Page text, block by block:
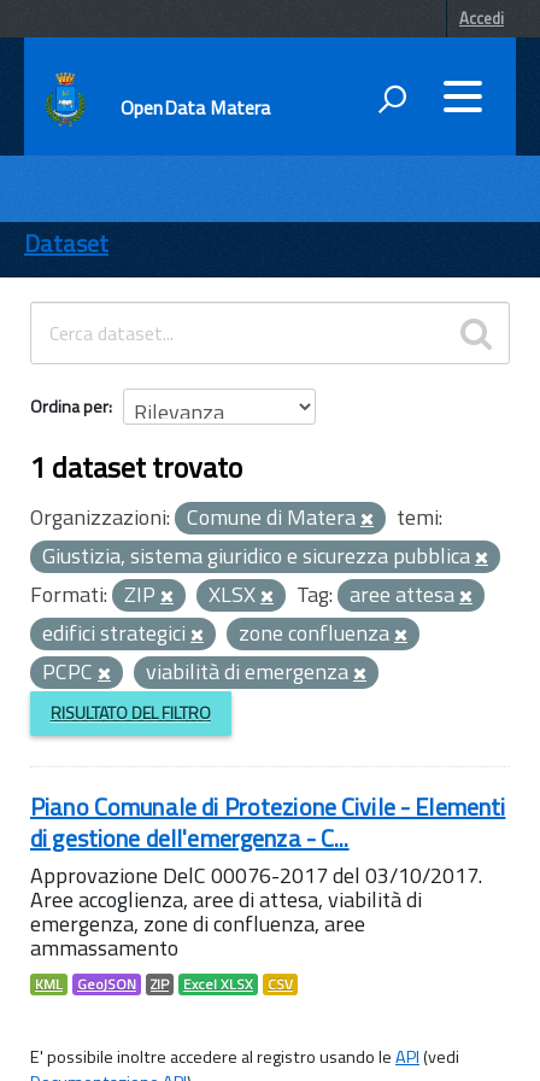
Accedi
OpenData Matera
ENTI
TEMI
INFORMAZIONI
Dataset
Ordina per
1 dataset trovato
Organizzazioni: Comune di Matera
temi:
Giustizia, sistema giuridico e sicurezza pubblica
Formati: ZIP XLSX Tag: aree attesa
edifici strategici
zone confluenza
PCPC
viabilità di emergenza
RISULTATO DEL FILTRO
Piano Comunale di Protezione Civile - Elementi
di gestione dell'emergenza - C...
Approvazione DelC 00076-2017 del 03/10/2017.
Aree accoglienza, aree di attesa, viabilità di
emergenza, zone di confluenza, aree
ammassamento
KML GeoJSON ZIP Excel XLSX CSV
E' possibile inoltre accedere al registro usando leAPI(vedi